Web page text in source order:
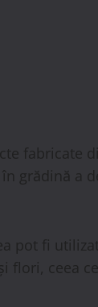
fabricate
grădină a
pot fi
ceea